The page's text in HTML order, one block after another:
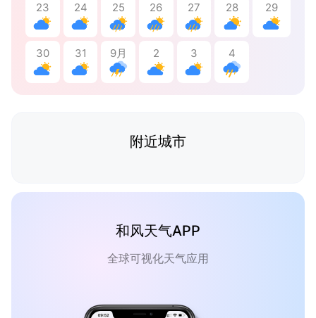
23 24 25 26 27 28 29
30 31 9月 2 3 4
附近城市
和风天气APP
全球可视化天气应用